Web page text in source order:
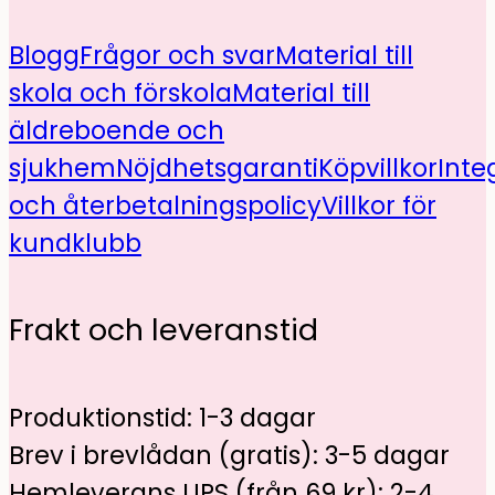
BloggFrågor och svarMaterial till
skola och förskolaMaterial till
äldreboende och
sjukhemNöjdhetsgarantiKöpvillkor
och återbetalningspolicyVillkor för
kundklubb
Frakt och leveranstid
Produktionstid: 1-3 dagar
Brev i brevlådan (gratis): 3-5 dagar